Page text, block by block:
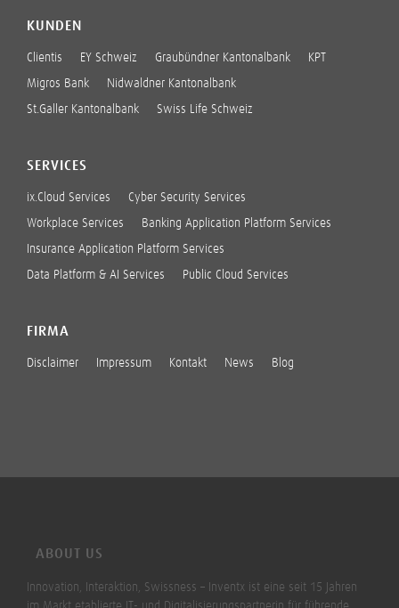
KUNDEN
Clientis EY Schweiz Graubündner Kantonalbank KPT
Migros Bank Nidwaldner Kantonalbank
St.Galler Kantonalbank Swiss Life Schweiz
SERVICES
ix.Cloud Services Cyber Security Services
Workplace Services Banking Application Platform Services
Insurance Application Platform Services
Data Platform & AI Services Public Cloud Services
FIRMA
Disclaimer Impressum Kontakt News Blog
ABOUT US
Innovation, Interaktion, Swissness – Inventx ist eine seit 15 Jahren